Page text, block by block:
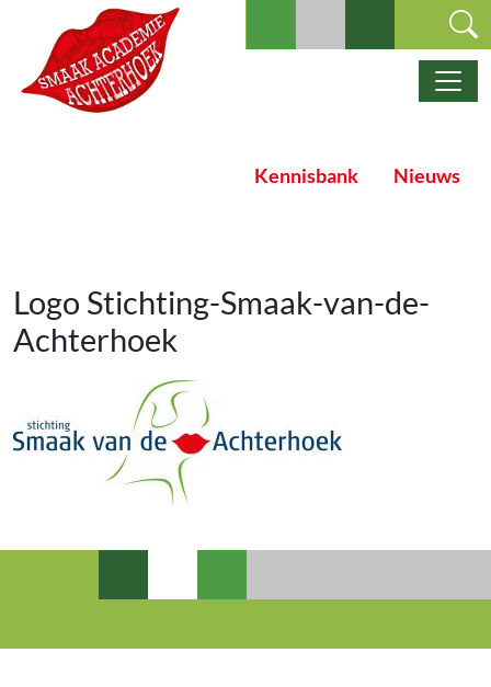
Ga naar de inhoud
Hoofdnavigatie
Kennisbank Nieuws
Logo Stichting-Smaak-van-de-
Achterhoek